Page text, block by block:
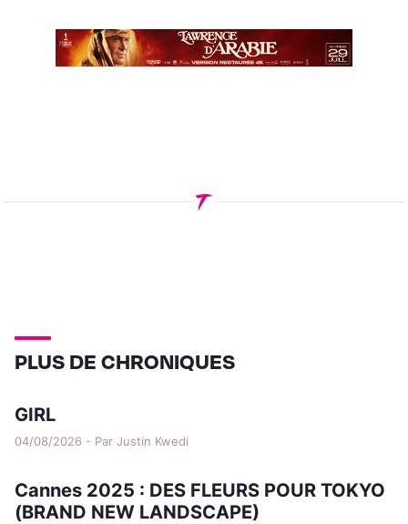
PLUS DE CHRONIQUES
GIRL
04/08/2026 - Par Justin Kwedi
Cannes 2025 : DES FLEURS POUR TOKYO
(BRAND NEW LANDSCAPE)